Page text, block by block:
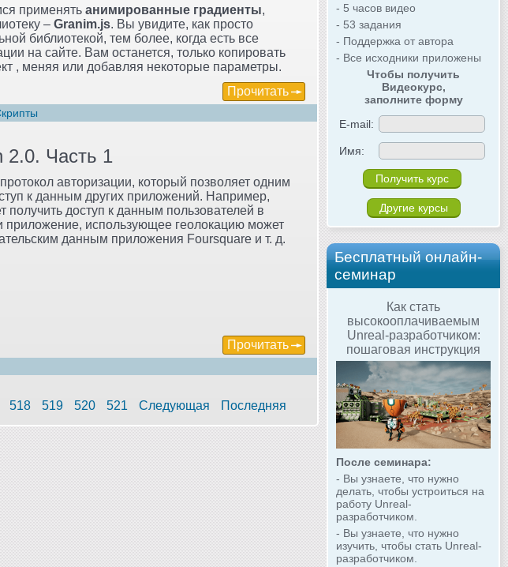
- 5 часов видео
- 53 задания
- Поддержка от автора
- Все исходники приложены
Чтобы получить
Видеокурс,
заполните форму
E-mail:
Имя:
Другие курсы
Бесплатный онлайн-
семинар
Как стать
высокооплачиваемым
Unreal-разработчиком:
пошаговая инструкция
После семинара:
- Вы узнаете, что нужно
делать, чтобы устроиться на
работу Unreal-
разработчиком.
- Вы узнаете, что нужно
изучить, чтобы стать Unreal-
разработчиком.
применять анимированные градиенты,
– Granim.js. Вы увидите, как просто
библиотекой, тем более, когда есть все
на сайте. Вам останется, только копировать
, меняя или добавляя некоторые параметры.
Прочитать
2.0. Часть 1
авторизации, который позволяет одним
к данным других приложений. Например,
получить доступ к данным пользователей в
приложение, использующее геолокацию может
данным приложения Foursquare и т. д.
Прочитать
518 519 520 521 Следующая Последняя